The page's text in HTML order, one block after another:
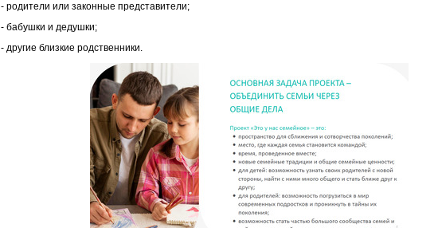
- родители или законные представители;
- бабушки и дедушки;
- другие близкие родственники.